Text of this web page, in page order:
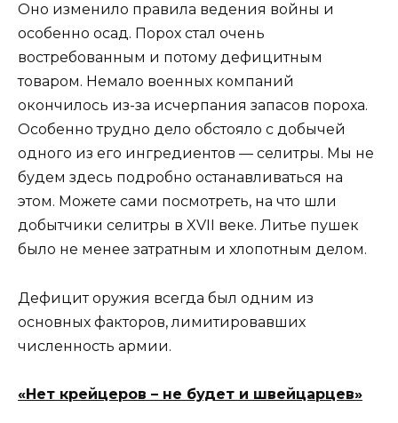
Оно изменило правила ведения войны и
особенно осад. Порох стал очень
востребованным и потому дефицитным
товаром. Немало военных компаний
окончилось из-за исчерпания запасов пороха.
Особенно трудно дело обстояло с добычей
одного из его ингредиентов — селитры. Мы не
будем здесь подробно останавливаться на
этом. Можете сами посмотреть, на что шли
добытчики селитры в XVII веке. Литье пушек
было не менее затратным и хлопотным делом.
Дефицит оружия всегда был одним из
основных факторов, лимитировавших
численность армии.
«Нет крейцеров – не будет и швейцарцев»